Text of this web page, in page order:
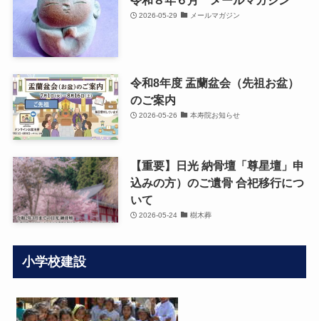
2026-05-29 メールマガジン
令和8年度 盂蘭盆会（先祖お盆）
のご案内
2026-05-26 本寿院お知らせ
【重要】日光 納骨壇「尊星壇」申
込みの方）のご遺骨 合祀移行につ
いて
2026-05-24 樹木葬
小学校建設